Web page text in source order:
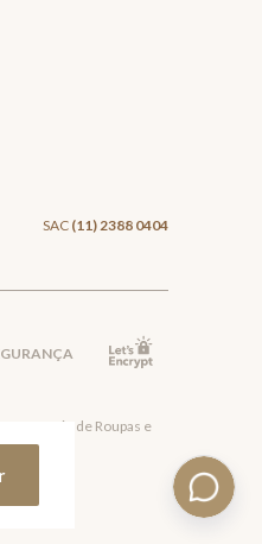
SAC (11) 2388 0404
Comércio de Roupas e